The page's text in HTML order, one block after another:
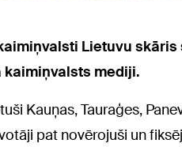
Lietuvu
mediji.
Kauņas, Tauraģes,
pat novērojuši un